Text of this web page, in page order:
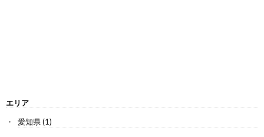
エリア
愛知県(1)